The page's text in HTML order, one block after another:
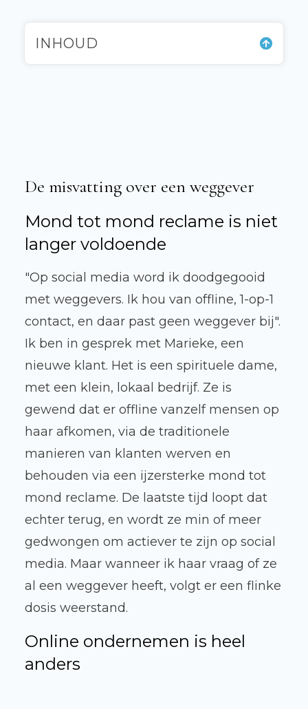
INHOUD
De misvatting over een weggever
Mond tot mond reclame is niet
langer voldoende
"Op social media word ik doodgegooid
met weggevers. Ik hou van offline, 1-op-1
contact, en daar past geen weggever bij".
Ik ben in gesprek met Marieke, een
nieuwe klant. Het is een spirituele dame,
met een klein, lokaal bedrijf. Ze is
gewend dat er offline vanzelf mensen op
haar afkomen, via de traditionele
manieren van klanten werven en
behouden via een ijzersterke mond tot
mond reclame. De laatste tijd loopt dat
echter terug, en wordt ze min of meer
gedwongen om actiever te zijn op social
media. Maar wanneer ik haar vraag of ze
al een weggever heeft, volgt er een flinke
dosis weerstand.
Online ondernemen is heel
anders